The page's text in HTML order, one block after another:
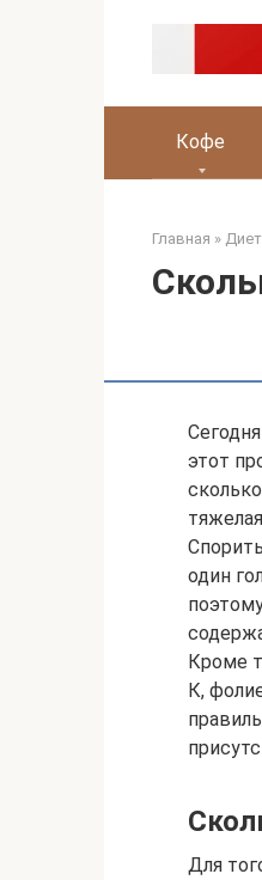
Кофе
Главная »
этот
один
Кроме
К,
Для